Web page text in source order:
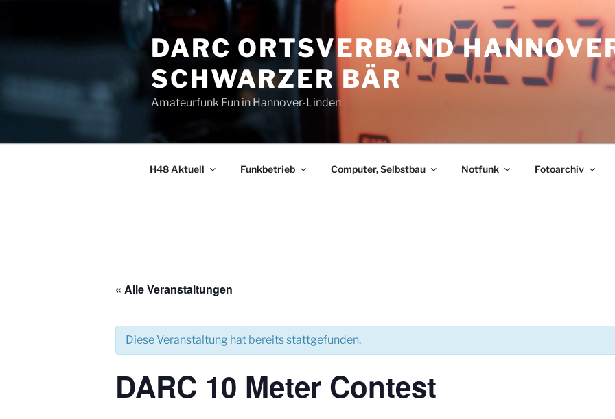
DARC ORTSVERBAND
SCHWARZER BÄR
Amateurfunk Fun in Hannover-Linden
H48 Aktuell Funkbetrieb Computer, Selbstbau Notfunk Fotoarchiv
« Alle Veranstaltungen
Diese Veranstaltung hat bereits stattgefunden.
DARC 10 Meter Contest